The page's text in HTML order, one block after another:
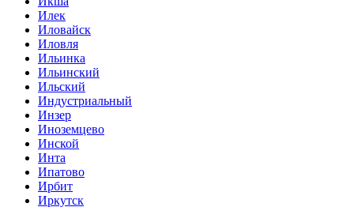
Илек
Иловайск
Иловля
Ильинка
Ильинский
Ильский
Индустриальный
Инзер
Иноземцево
Инской
Инта
Ипатово
Ирбит
Иркутск